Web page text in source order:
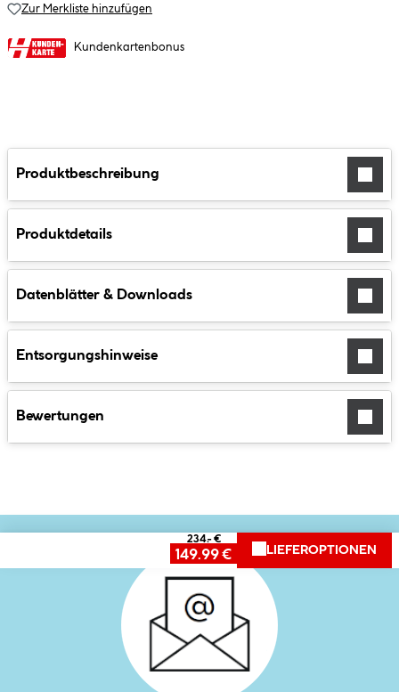
Zur Merkliste hinzufügen
Kundenkartenbonus
Produktbeschreibung
Produktdetails
Datenblätter & Downloads
Entsorgungshinweise
Bewertungen
234.- €
149.99 € LIEFEROPTIONEN